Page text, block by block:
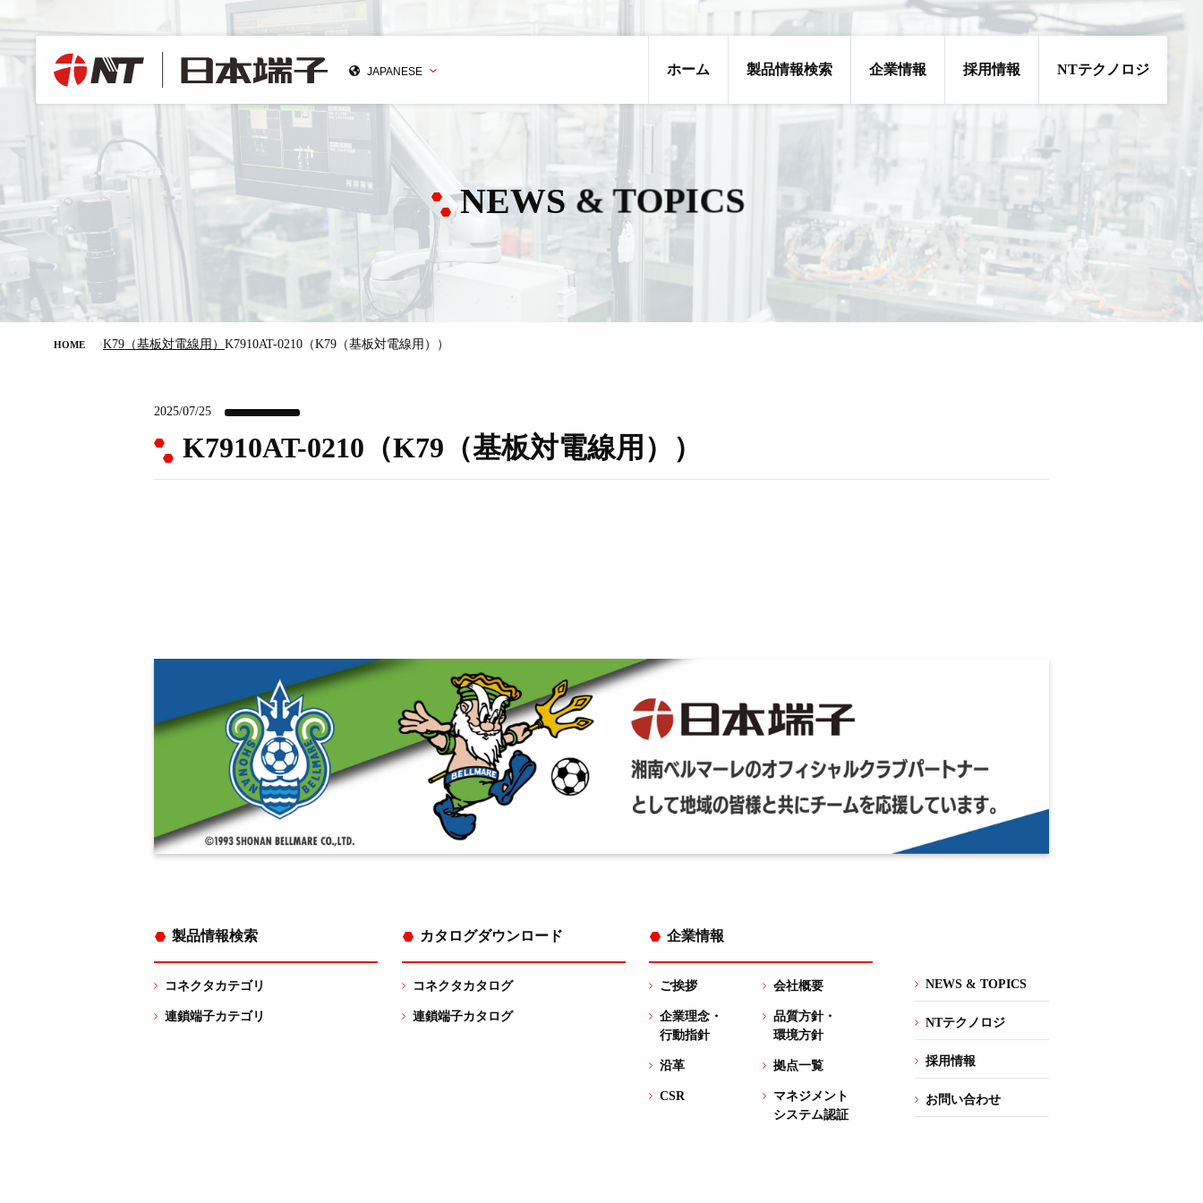
ホーム 製品情報検索 企業情報 採用情報 NTテクノロジ
NEWS & TOPICS
HOME K79（基板対電線用） K7910AT-0210（K79（基板対電線用））
2025/07/25
K7910AT-0210（K79（基板対電線用））
製品情報検索
コネクタカテゴリ
連鎖端子カテゴリ
カタログダウンロード
コネクタカタログ
連鎖端子カタログ
企業情報
ご挨拶 会社概要
企業理念・
行動指針
品質方針・
環境方針
沿革 拠点一覧
CSR
マネジメント
システム認証
NEWS & TOPICS
NTテクノロジ
採用情報
お問い合わせ